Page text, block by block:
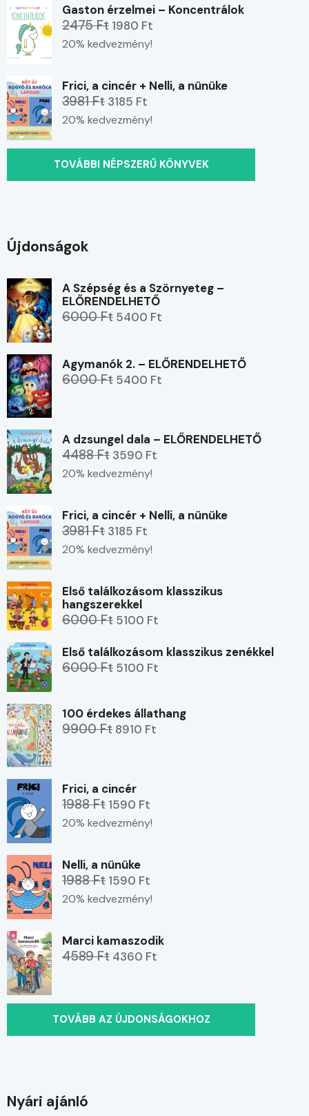
Gaston érzelmei – Koncentrálok
2475 Ft 1980 Ft
20% kedvezmény!
Frici, a cincér + Nelli, a nünüke
3981 Ft 3185 Ft
20% kedvezmény!
TOVÁBBI NÉPSZERŰ KÖNYVEK
Újdonságok
A Szépség és a Szörnyeteg –
ELŐRENDELHETŐ
6000 Ft 5400 Ft
Agymanók 2. – ELŐRENDELHETŐ
6000 Ft 5400 Ft
A dzsungel dala – ELŐRENDELHETŐ
4488 Ft 3590 Ft
20% kedvezmény!
Frici, a cincér + Nelli, a nünüke
3981 Ft 3185 Ft
20% kedvezmény!
Első találkozásom klasszikus
hangszerekkel
6000 Ft 5100 Ft
Első találkozásom klasszikus zenékkel
6000 Ft 5100 Ft
100 érdekes állathang
9900 Ft 8910 Ft
Frici, a cincér
1988 Ft 1590 Ft
20% kedvezmény!
Nelli, a nünüke
1988 Ft 1590 Ft
20% kedvezmény!
Marci kamaszodik
4589 Ft 4360 Ft
TOVÁBB AZ ÚJDONSÁGOKHOZ
Nyári ajánló